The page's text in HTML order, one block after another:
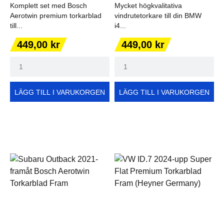
Komplett set med Bosch
Aerotwin premium torkarblad
till...
Pris
449,00 kr
LÄGG TILL I VARUKORGEN
Mycket högkvalitativa
vindrutetorkare till din BMW
i4...
Pris
449,00 kr
LÄGG TILL I VARUKORGEN